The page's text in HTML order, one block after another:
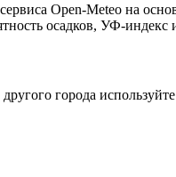
Open-Meteo на
осадков, УФ-
города